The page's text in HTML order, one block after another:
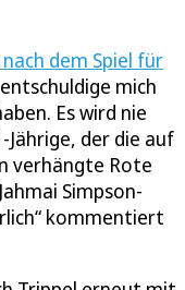
dem Spiel für
mich
Es wird nie
der die auf
verhängte Rote
Simpson-
kommentiert